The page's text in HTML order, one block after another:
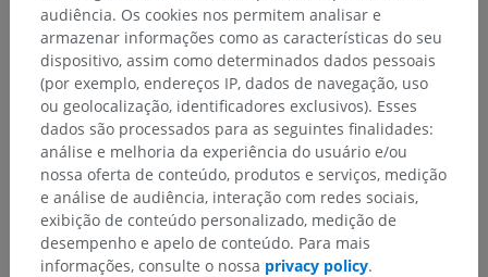
audiência. Os cookies nos permitem analisar e
armazenar informações como as características do seu
dispositivo, assim como determinados dados pessoais
(por exemplo, endereços IP, dados de navegação, uso
ou geolocalização, identificadores exclusivos). Esses
dados são processados para as seguintes finalidades:
análise e melhoria da experiência do usuário e/ou
nossa oferta de conteúdo, produtos e serviços, medição
e análise de audiência, interação com redes sociais,
exibição de conteúdo personalizado, medição de
desempenho e apelo de conteúdo. Para mais
informações, consulte o nossa privacy policy.